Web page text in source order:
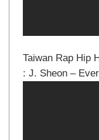
Taiwan Rap Hip
: J. Sheon –